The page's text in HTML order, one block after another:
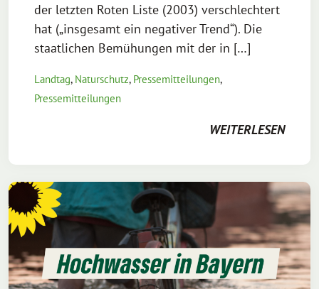
der letzten Roten Liste (2003) verschlechtert
hat („insgesamt ein negativer Trend“). Die
staatlichen Bemühungen mit der in […]
Landtag, Naturschutz, Pressemitteilungen,
Pressemitteilungen
WEITERLESEN